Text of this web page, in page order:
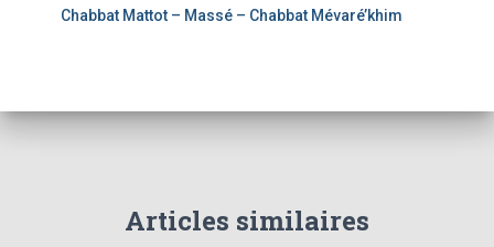
Chabbat Mattot – Massé – Chabbat Mévaré’khim
Articles similaires